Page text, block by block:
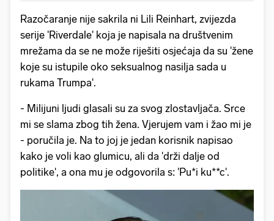
Razočaranje nije sakrila ni Lili Reinhart, zvijezda
serije 'Riverdale' koja je napisala na društvenim
mrežama da se ne može riješiti osjećaja da su 'žene
koje su istupile oko seksualnog nasilja sada u
rukama Trumpa'.
- Milijuni ljudi glasali su za svog zlostavljača. Srce
mi se slama zbog tih žena. Vjerujem vam i žao mi je
- poručila je. Na to joj je jedan korisnik napisao
kako je voli kao glumicu, ali da 'drži dalje od
politike', a ona mu je odgovorila s: 'Pu*i ku**c'.